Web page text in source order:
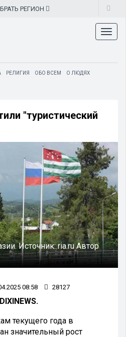
РЕГИОН
РЕЛИГИЯ ОБО ВСЕМ
О ЛЮДЯХ
"туристический
Источник:ria.ruАвтор
08:58 28127
текущего года в
значительный рост